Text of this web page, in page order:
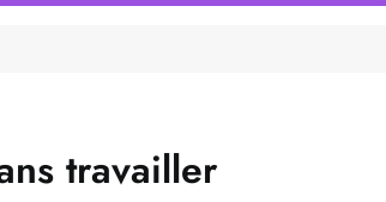
travailler